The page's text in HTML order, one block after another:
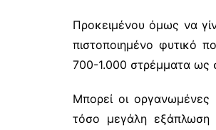
Προκειμένου όμως να
πιστοποιημένο φυτικό
700-1.000 στρέμματα ως
Μπορεί οι οργανωμένες
τόσο μεγάλη εξάπλωση